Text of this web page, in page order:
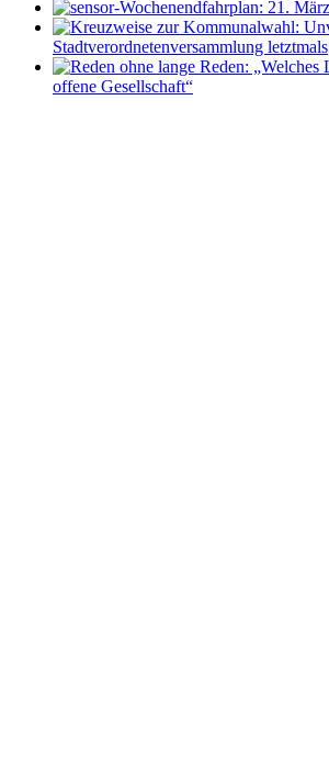
Stadtverordnetenversammlung letztmals
offene Gesellschaft“